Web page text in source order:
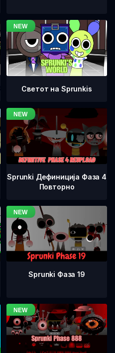
Светот на Sprunkis
Sprunki Дефиниција Фаза 4
Повторно
Sprunki Фаза 19